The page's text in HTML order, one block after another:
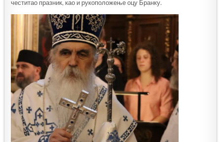
честитао празник, као и рукоположење оцу Бранку.